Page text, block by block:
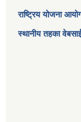
राष्ट्रिय योजना
स्थानीय तहका